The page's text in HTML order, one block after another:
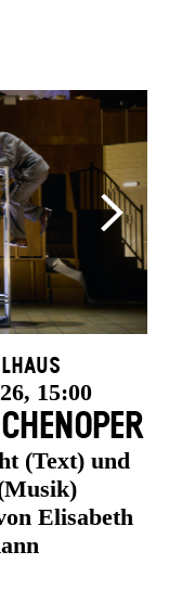
15:00
(Text) und
Elisabeth